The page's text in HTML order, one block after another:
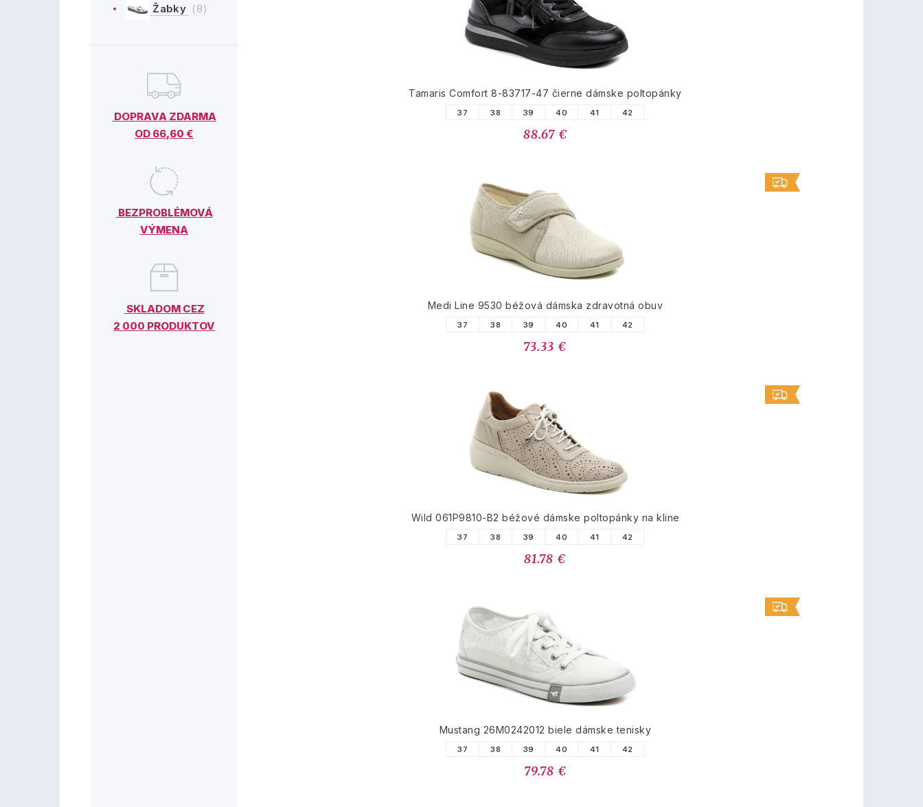
Žabky (8)
DOPRAVA ZDARMA
OD 66,60 €
BEZPROBLÉMOVÁ
VÝMENA
SKLADOM CEZ
2 000 PRODUKTOV
Tamaris Comfort 8-83717-47 čierne dámske poltopánky
37 38 39 40 41 42
88.67 €
Medi Line 9530 béžová dámska zdravotná obuv
37 38 39 40 41 42
73.33 €
Wild 061P9810-B2 béžové dámske poltopánky na kline
37 38 39 40 41 42
81.78 €
Mustang 26M0242012 biele dámske tenisky
37 38 39 40 41 42
79.78 €